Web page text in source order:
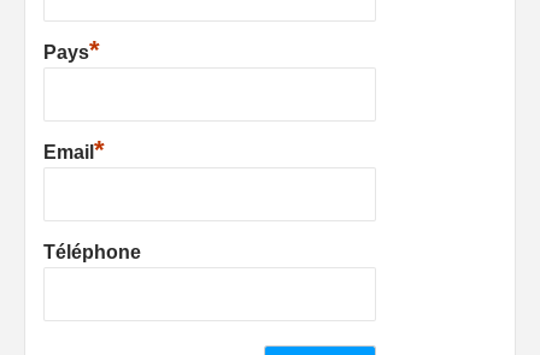
Pays*
Email *
Téléphone